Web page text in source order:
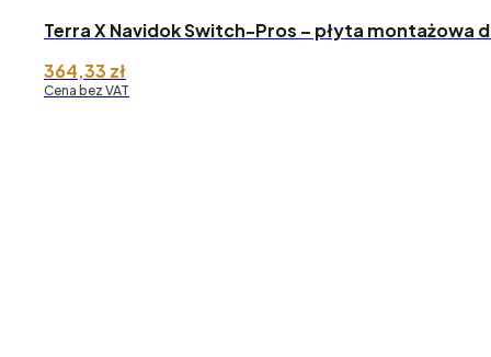
Terra X Navidok Switch-Pros – płyta montażowa
364,33 zł
Cena bez VAT